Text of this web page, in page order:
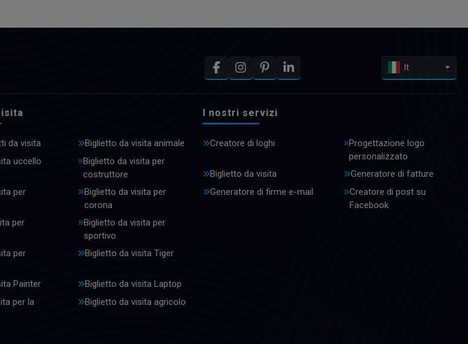
It
da visita
Biglietto da visita animale
uccello
Biglietto da visita per
costruttore
per
Biglietto da visita per
corona
per
Biglietto da visita per
sportivo
per
Biglietto da visita Tiger
Painter
Biglietto da visita Laptop
per la
Biglietto da visita agricolo
I nostri servizi
Creatore di loghi
Progettazione logo
personalizzato
Biglietto da visita
Generatore di fatture
Generatore di firme e-mail
Creatore di post su
Facebook